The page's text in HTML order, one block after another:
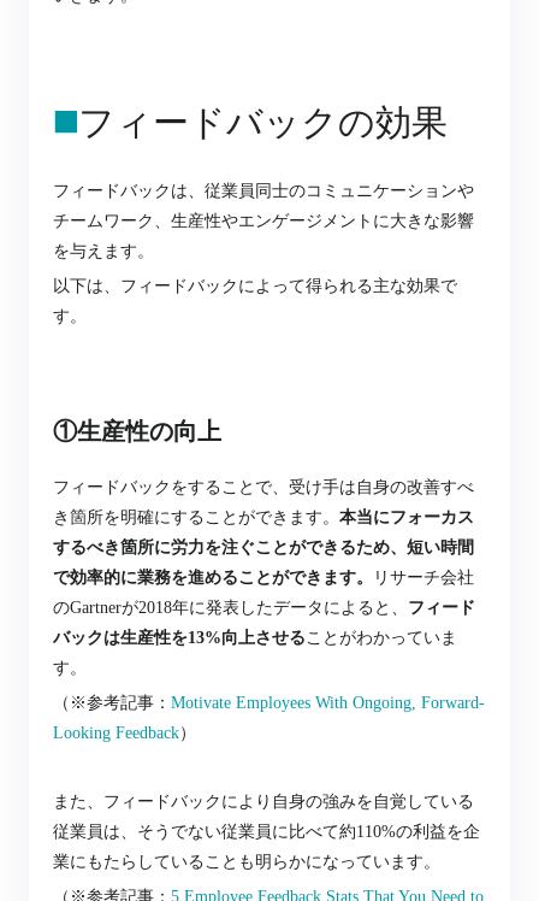
◼️フィードバックの効果
フィードバックは、従業員同士のコミュニケーションや
チームワーク、生産性やエンゲージメントに大きな影響
を与えます。
以下は、フィードバックによって得られる主な効果で
す。
①生産性の向上
フィードバックをすることで、受け手は自身の改善すべ
き箇所を明確にすることができます。 本当にフォーカス
するべき箇所に労力を注ぐことができるため、短い時間
で効率的に業務を進めることができます。
リサーチ会社
のGartnerが2018年に発表したデータによると、 フィード
バックは生産性を13%向上させる ことがわかっていま
す。
（※参考記事： Motivate Employees With Ongoing, Forward-
Looking Feedback）
また、フィードバックにより自身の強みを自覚している
従業員は、そうでない従業員に比べて約110%の利益を企
業にもたらしていることも明らかになっています。
（※参考記事： 5 Employee Feedback Stats That You Need to